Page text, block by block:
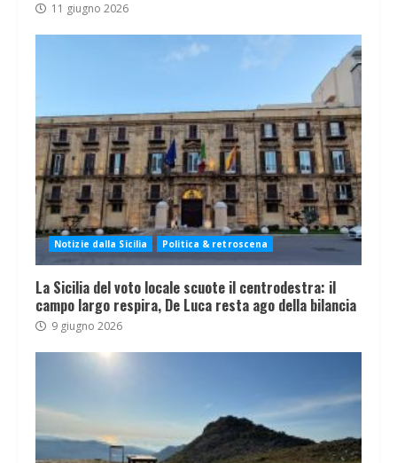
11 giugno 2026
Notizie dalla Sicilia Politica & retroscena
La Sicilia del voto locale scuote il centrodestra: il
campo largo respira, De Luca resta ago della bilancia
9 giugno 2026